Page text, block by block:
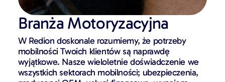
Branża Motoryzacyjna
W Redion doskonale rozumiemy, że potrzeby
mobilności Twoich klientów są naprawdę
wyjątkowe. Nasze wieloletnie doświadczenie we
wszystkich sektorach mobilności; ubezpieczenia,